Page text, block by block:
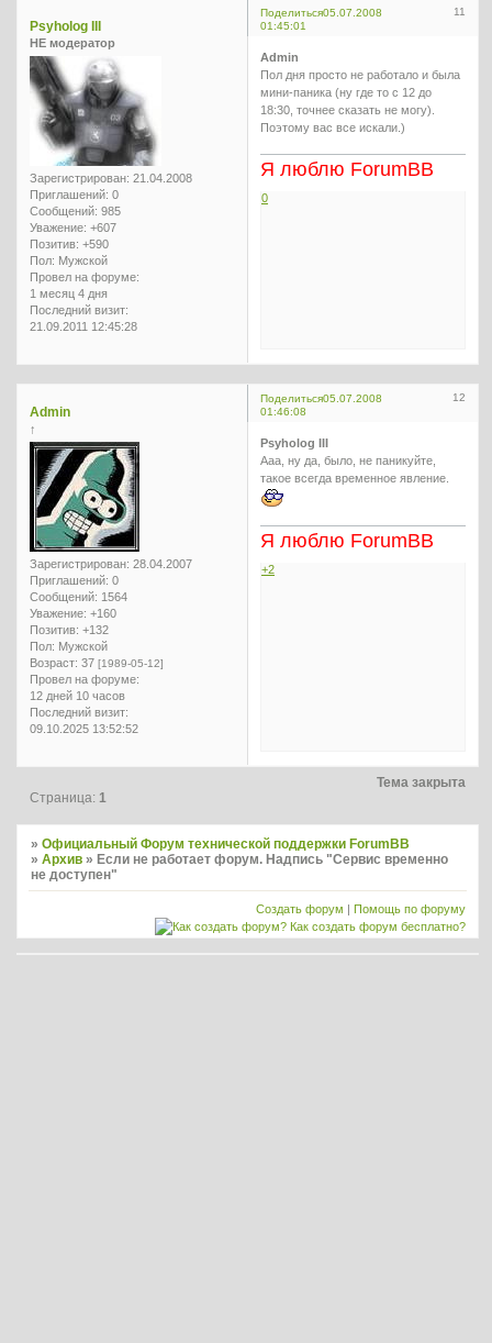
Поделиться 11
05.07.2008
01:45:01
Psyholog III
НЕ модератор
Зарегистрирован: 21.04.2008
Приглашений: 0
Сообщений: 985
Уважение: +607
Позитив: +590
Пол: Мужской
Провел на форуме:
1 месяц 4 дня
Последний визит:
21.09.2011 12:45:28
Admin
Пол дня просто не работало и была
мини-паника (ну где то с 12 до
18:30, точнее сказать не могу).
Поэтому вас все искали.)
Я люблю ForumBB
0
Поделиться 12
05.07.2008
01:46:08
Admin
↑
Зарегистрирован: 28.04.2007
Приглашений: 0
Сообщений: 1564
Уважение: +160
Позитив: +132
Пол: Мужской
Возраст: 37 [1989-05-12]
Провел на форуме:
12 дней 10 часов
Последний визит:
09.10.2025 13:52:52
Psyholog III
Ааа, ну да, было, не паникуйте,
такое всегда временное явление.
Я люблю ForumBB
+2
Тема закрыта
Страница:1
»Официальный Форум технической поддержки ForumBB
»Архив »Если не работает форум. Надпись "Сервис временно
не доступен"
Создать форум |Помощь по форуму